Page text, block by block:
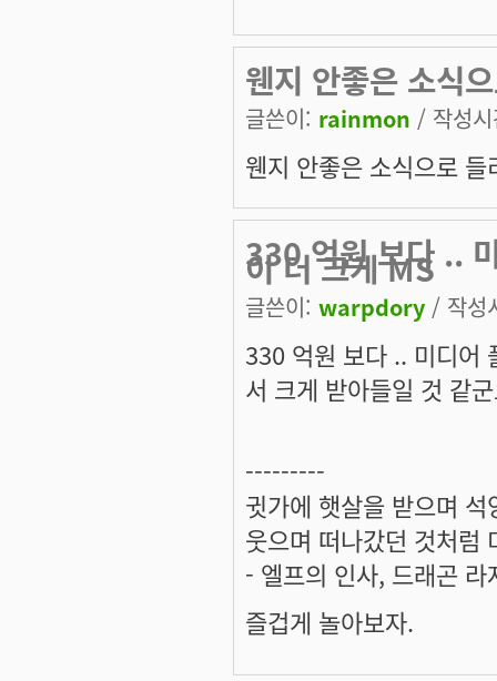
웬지 안좋은 소식
글쓴이: rainmon / 작성
웬지 안좋은 소식으로
330 억원 보다 ..
이 더 크게 MS
글쓴이: warpdory / 작성
330 억원 보다 .. 미디어
서 크게 받아들일 것 같
---------
귓가에 햇살을 받으며
웃으며 떠나갔던 것처럼
- 엘프의 인사, 드래곤 라
즐겁게 놀아보자.